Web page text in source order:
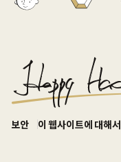
보안 이 웹사이트에 대해서